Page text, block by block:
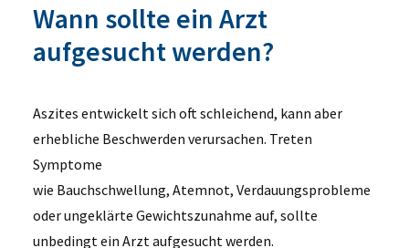
Wann sollte ein Arzt
aufgesucht werden?
Aszites entwickelt sich oft schleichend, kann aber
erhebliche Beschwerden verursachen. Treten
Symptome
wie Bauchschwellung, Atemnot, Verdauungsprobleme
oder ungeklärte Gewichtszunahme auf, sollte
unbedingt ein Arzt aufgesucht werden.